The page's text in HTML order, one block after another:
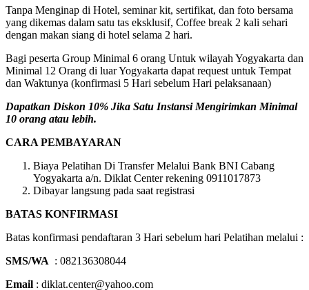
Tanpa Menginap di Hotel, seminar kit, sertifikat, dan foto bersama
yang dikemas dalam satu tas eksklusif, Coffee break 2 kali sehari
dengan makan siang di hotel selama 2 hari.
Bagi peserta Group Minimal 6 orang Untuk wilayah Yogyakarta dan
Minimal 12 Orang di luar Yogyakarta dapat request untuk Tempat
dan Waktunya (konfirmasi 5 Hari sebelum Hari pelaksanaan)
Dapatkan Diskon 10% Jika Satu Instansi Mengirimkan Minimal
10 orang atau lebih.
CARA PEMBAYARAN
Biaya Pelatihan Di Transfer Melalui Bank BNI Cabang
Yogyakarta a/n. Diklat Center rekening 0911017873
Dibayar langsung pada saat registrasi
BATAS KONFIRMASI
Batas konfirmasi pendaftaran 3 Hari sebelum hari Pelatihan melalui :
SMS/WA : 082136308044
Email : diklat.center@yahoo.com